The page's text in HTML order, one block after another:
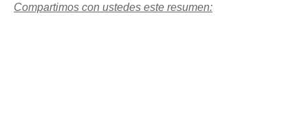
Compartimos con ustedes este resumen: